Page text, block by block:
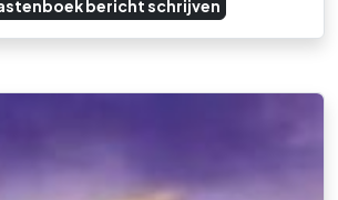
bericht schrijven